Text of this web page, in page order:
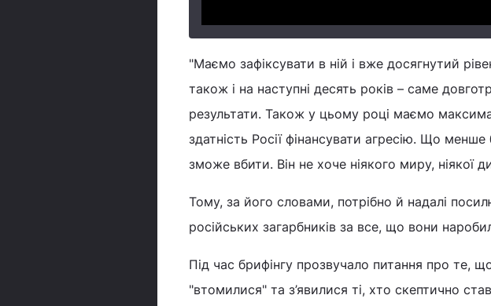
"Маємо зафіксувати в ній і вже досягнутий
також і на наступні десять років – саме
результати. Також у цьому році маємо
здатність Росії фінансувати агресію. Що
зможе вбити. Він не хоче ніякого миру, ніякої
Тому, за його словами, потрібно й надалі
російських загарбників за все, що вони
Під час брифінгу прозвучало питання про те,
"втомилися" та з’явилися ті, хто скептично